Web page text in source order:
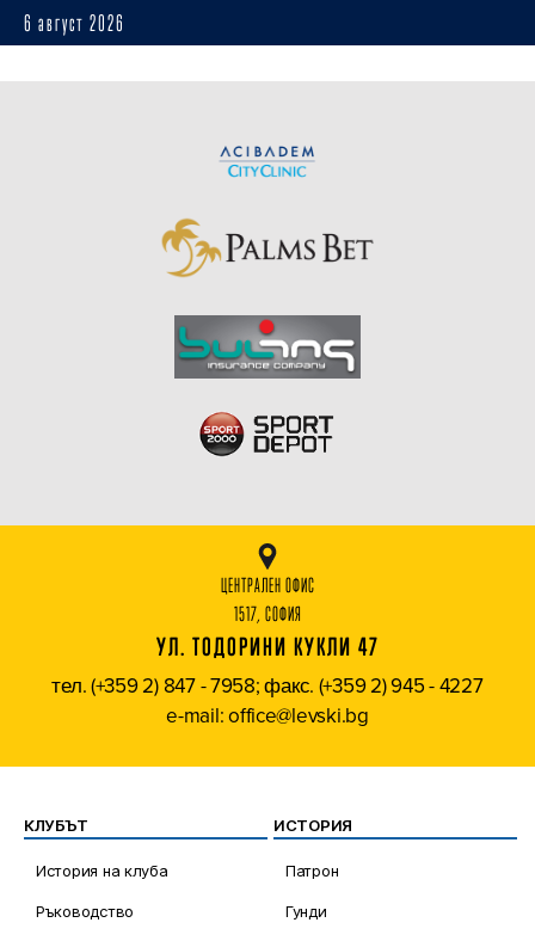
6 август 2026
ЦЕНТРАЛЕН ОФИС
1517, СОФИЯ
УЛ. ТОДОРИНИ КУКЛИ 47
тел. (+359 2) 847 - 7958; факс. (+359 2) 945 - 4227
e-mail: office@levski.bg
КЛУБЪТ
История на клуба
Ръководство
ИСТОРИЯ
Патрон
Гунди